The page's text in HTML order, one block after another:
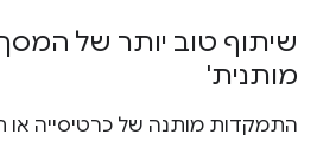
שיתוף טוב יותר של
מותנית'
התמקדות מותנה של כרטיסייה או